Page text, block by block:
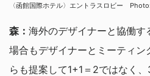
〈函館国際ホテル〉エントラスロビー
森： 海外のデザイナーと協働
場合もデザイナーとミーティ
らも提案して1+1＝2ではなく